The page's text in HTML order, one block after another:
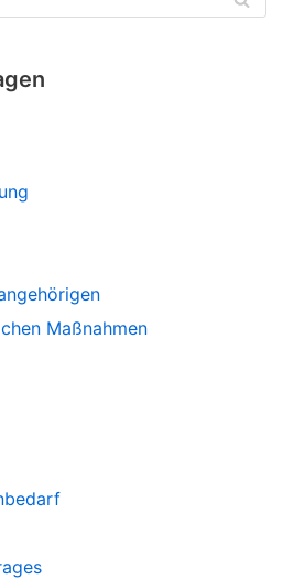
Maßnahmen